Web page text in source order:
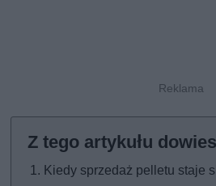
Kiedy sprzedaż pelletu staje